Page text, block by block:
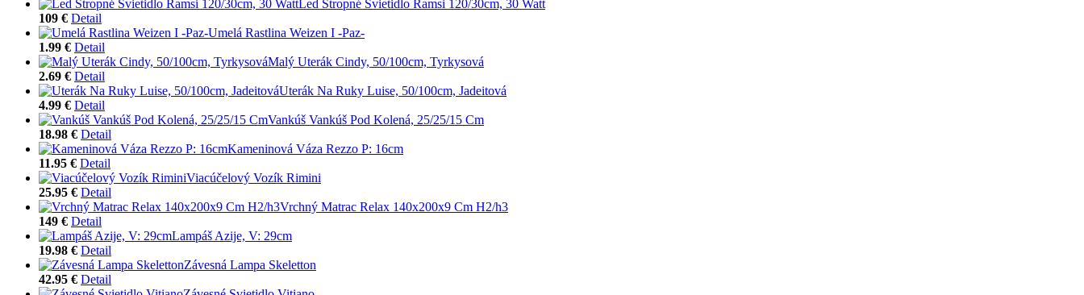
Led Stropné Svietidlo Ramsi 120/30cm, 30 Watt
109 € Detail
Umelá Rastlina Weizen I -Paz-
1.99 € Detail
Malý Uterák Cindy, 50/100cm, Tyrkysová
2.69 € Detail
Uterák Na Ruky Luise, 50/100cm, Jadeitová
4.99 € Detail
Vankúš Vankúš Pod Kolená, 25/25/15 Cm
18.98 € Detail
Kameninová Váza Rezzo P: 16cm
11.95 € Detail
Viacúčelový Vozík Rimini
25.95 € Detail
Vrchný Matrac Relax 140x200x9 Cm H2/h3
149 € Detail
Lampáš Azije, V: 29cm
19.98 € Detail
Závesná Lampa Skeletton
42.95 € Detail